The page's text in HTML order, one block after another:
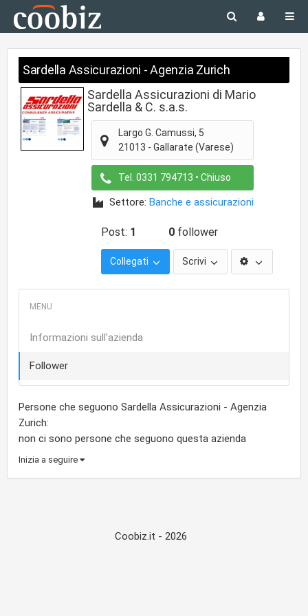
Sardella Assicurazioni - Agenzia Zurich
Sardella Assicurazioni di Mario
Sardella & C. s.a.s.
Largo G. Camussi, 5
21013 - Gallarate (Varese)
Tel. 0331 794713 • Chiuso
Settore: Banche e assicurazioni
Post: 1 0 follower
Collegati Scrivi
Informazioni sull'azienda
Follower
Persone che seguono Sardella Assicurazioni - Agenzia
Zurich:
non ci sono persone che seguono questa azienda
Inizia a seguire
Coobiz.it - 2026